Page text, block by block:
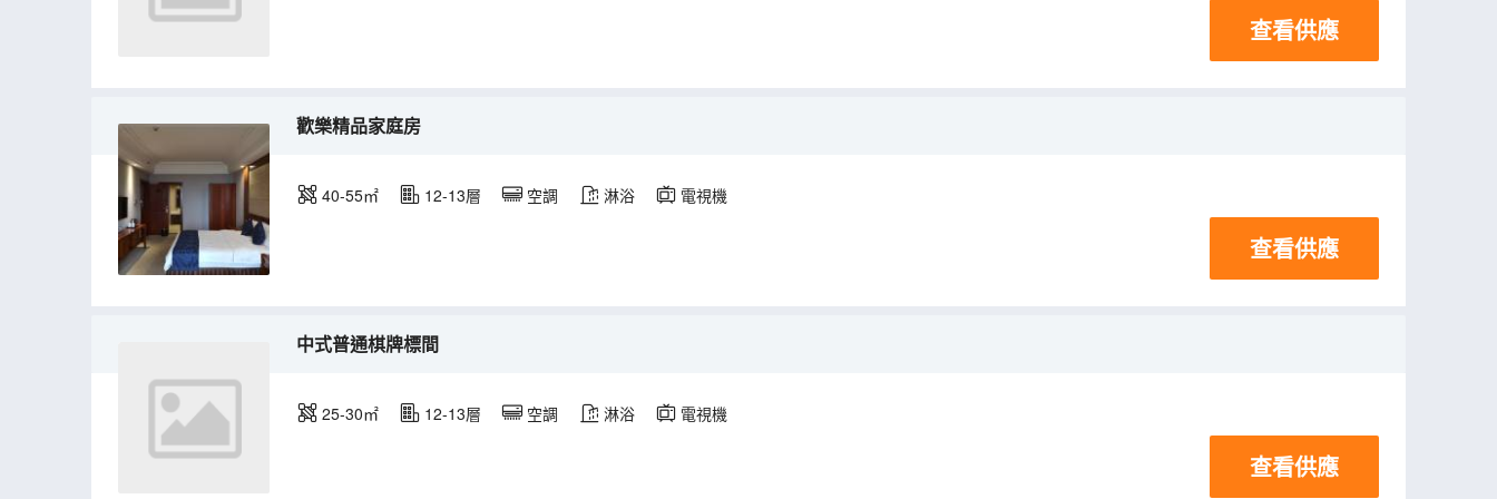
查看供應
歡樂精品家庭房
40-55㎡ 12-13層 空調 淋浴 電視機
查看供應
中式普通棋牌標間
25-30㎡ 12-13層 空調 淋浴 電視機
查看供應